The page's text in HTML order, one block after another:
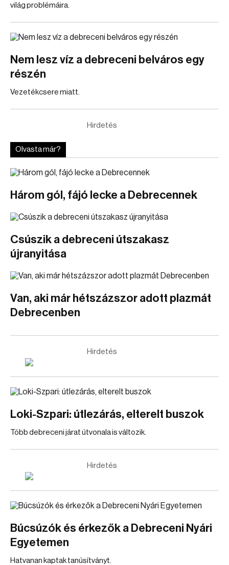
világ problémáira.
Nem lesz víz a debreceni belváros egy
részén
Vezetékcsere miatt.
Hirdetés
Olvasta már?
Három gól, fájó lecke a Debrecennek
Csúszik a debreceni útszakasz
újranyitása
Van, aki már hétszázszor adott plazmát
Debrecenben
Hirdetés
Loki-Szpari: útlezárás, elterelt buszok
Több debreceni járat útvonala is változik.
Hirdetés
Búcsúzók és érkezők a Debreceni Nyári
Egyetemen
Hatvanan kaptak tanúsítványt.